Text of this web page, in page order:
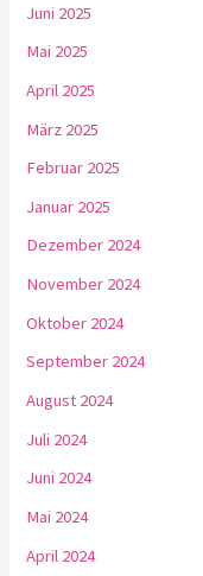
Juni 2025
Mai 2025
April 2025
März 2025
Februar 2025
Januar 2025
Dezember 2024
November 2024
Oktober 2024
September 2024
August 2024
Juli 2024
Juni 2024
Mai 2024
April 2024